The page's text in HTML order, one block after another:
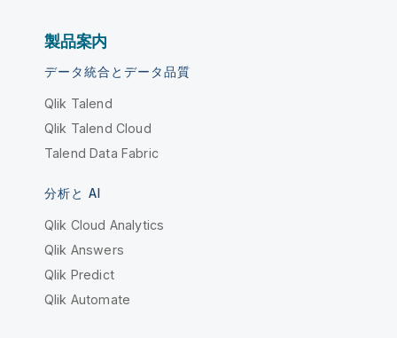
製品案内
データ統合とデータ品質
Qlik Talend
Qlik Talend Cloud
Talend Data Fabric
分析と AI
Qlik Cloud Analytics
Qlik Answers
Qlik Predict
Qlik Automate